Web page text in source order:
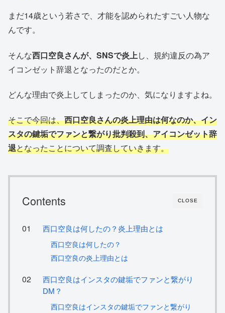
まだ14歳という若さで、才能を認められたすごい人物な
んです。
そんな西口空良さんが、SNSで炎上し、規約違反の為ア
イコンゼット辞退となったのだとか。
どんな理由で炎上してしまったのか、気になりますよね。
そこで今回は、西口空良さんの炎上理由は何なのか、イン
スタの鍵垢でファンと繋がり批判殺到、アイコンゼット辞
退となったことについて調査していきます。
CLOSE
Contents
西口空良は何したの？炎上理由とは
西口空良は何したの？
西口空良の炎上理由とは
西口空良はインスタの鍵垢でファンと繋がり
DM？
西口空良はインスタの鍵垢でファンと繋がり